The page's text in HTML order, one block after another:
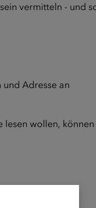
vermitteln - und
und Adresse an
wollen,